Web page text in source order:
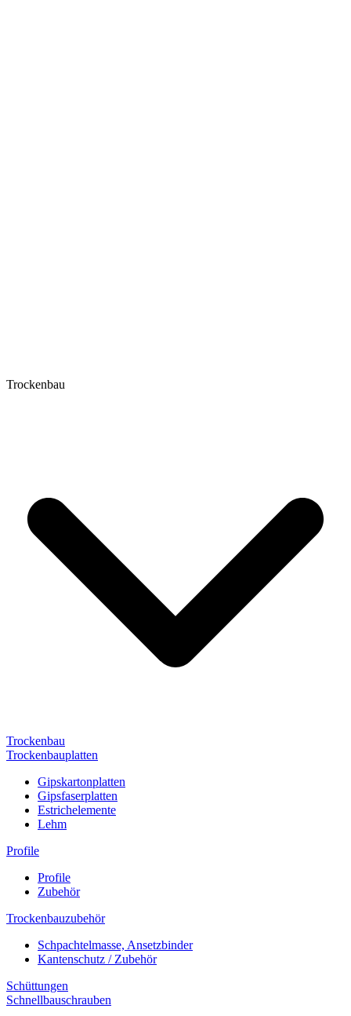
Trockenbau
Trockenbau
Trockenbauplatten
Gipskartonplatten
Gipsfaserplatten
Estrichelemente
Lehm
Profile
Profile
Zubehör
Trockenbauzubehör
Schpachtelmasse, Ansetzbinder
Kantenschutz / Zubehör
Schüttungen
Schnellbauschrauben